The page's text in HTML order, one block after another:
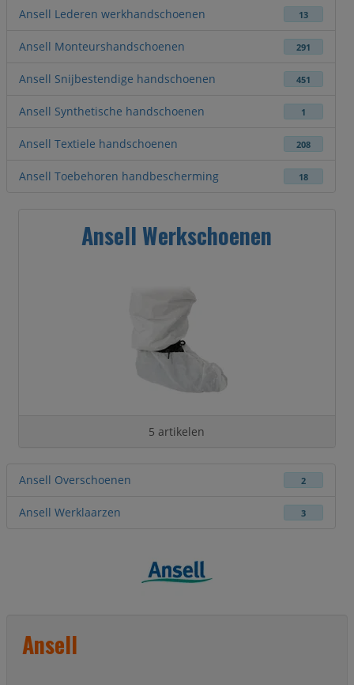
Ansell Lederen werkhandschoenen 13
Ansell Monteurshandschoenen 291
Ansell Snijbestendige handschoenen 451
Ansell Synthetische handschoenen 1
Ansell Textiele handschoenen 208
Ansell Toebehoren handbescherming 18
Ansell Werkschoenen
5 artikelen
Ansell Overschoenen 2
Ansell Werklaarzen 3
Ansell